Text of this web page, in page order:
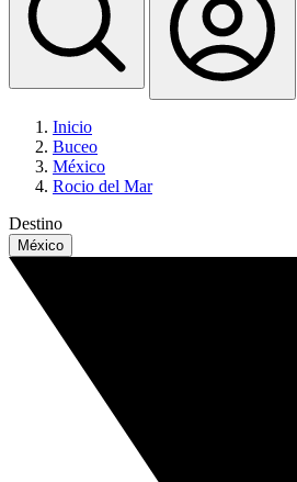
Inicio
Buceo
México
Rocio del Mar
Destino
México